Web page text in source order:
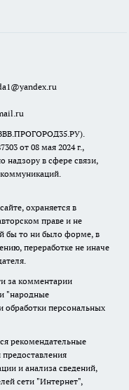
от 08 мая 2024 г.,
надзору в сфере связи,
охраняется в
праве и не
бы то ни было форме, в
переработке не иначе
за комментарии
"народные
обработки персональных
рекомендательные
и анализа сведений,
сети "Интернет",